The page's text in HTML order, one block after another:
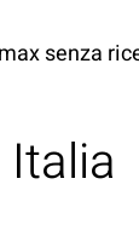
senza